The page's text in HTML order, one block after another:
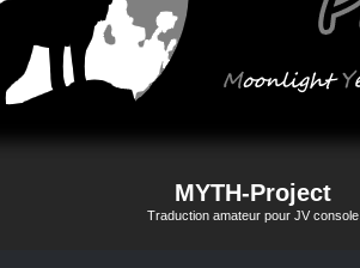
MYTH-Project
Traduction amateur pour JV console